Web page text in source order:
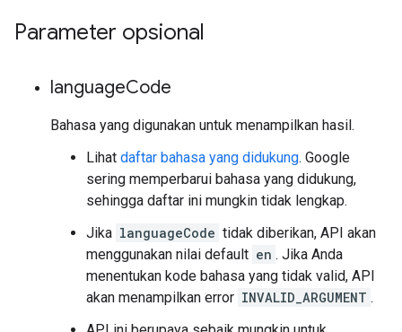
Parameter opsional
languageCode
Bahasa yang digunakan untuk menampilkan hasil.
Lihat daftar bahasa yang didukung. Google
sering memperbarui bahasa yang didukung,
sehingga daftar ini mungkin tidak lengkap.
Jika languageCode tidak diberikan, API akan
menggunakan nilai default en . Jika Anda
menentukan kode bahasa yang tidak valid, API
akan menampilkan error INVALID_ARGUMENT .